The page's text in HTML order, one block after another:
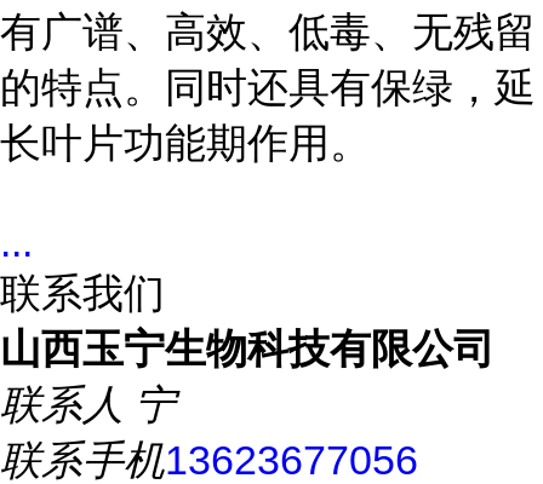
有广谱、高效、低毒、无残留
的特点。同时还具有保绿，延
长叶片功能期作用。
...
联系我们
山西玉宁生物科技有限公司
联系人 宁
联系手机13623677056